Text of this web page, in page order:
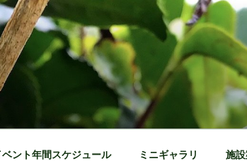
ホームページ
ベント年間スケジュール ミニギャラリ 施